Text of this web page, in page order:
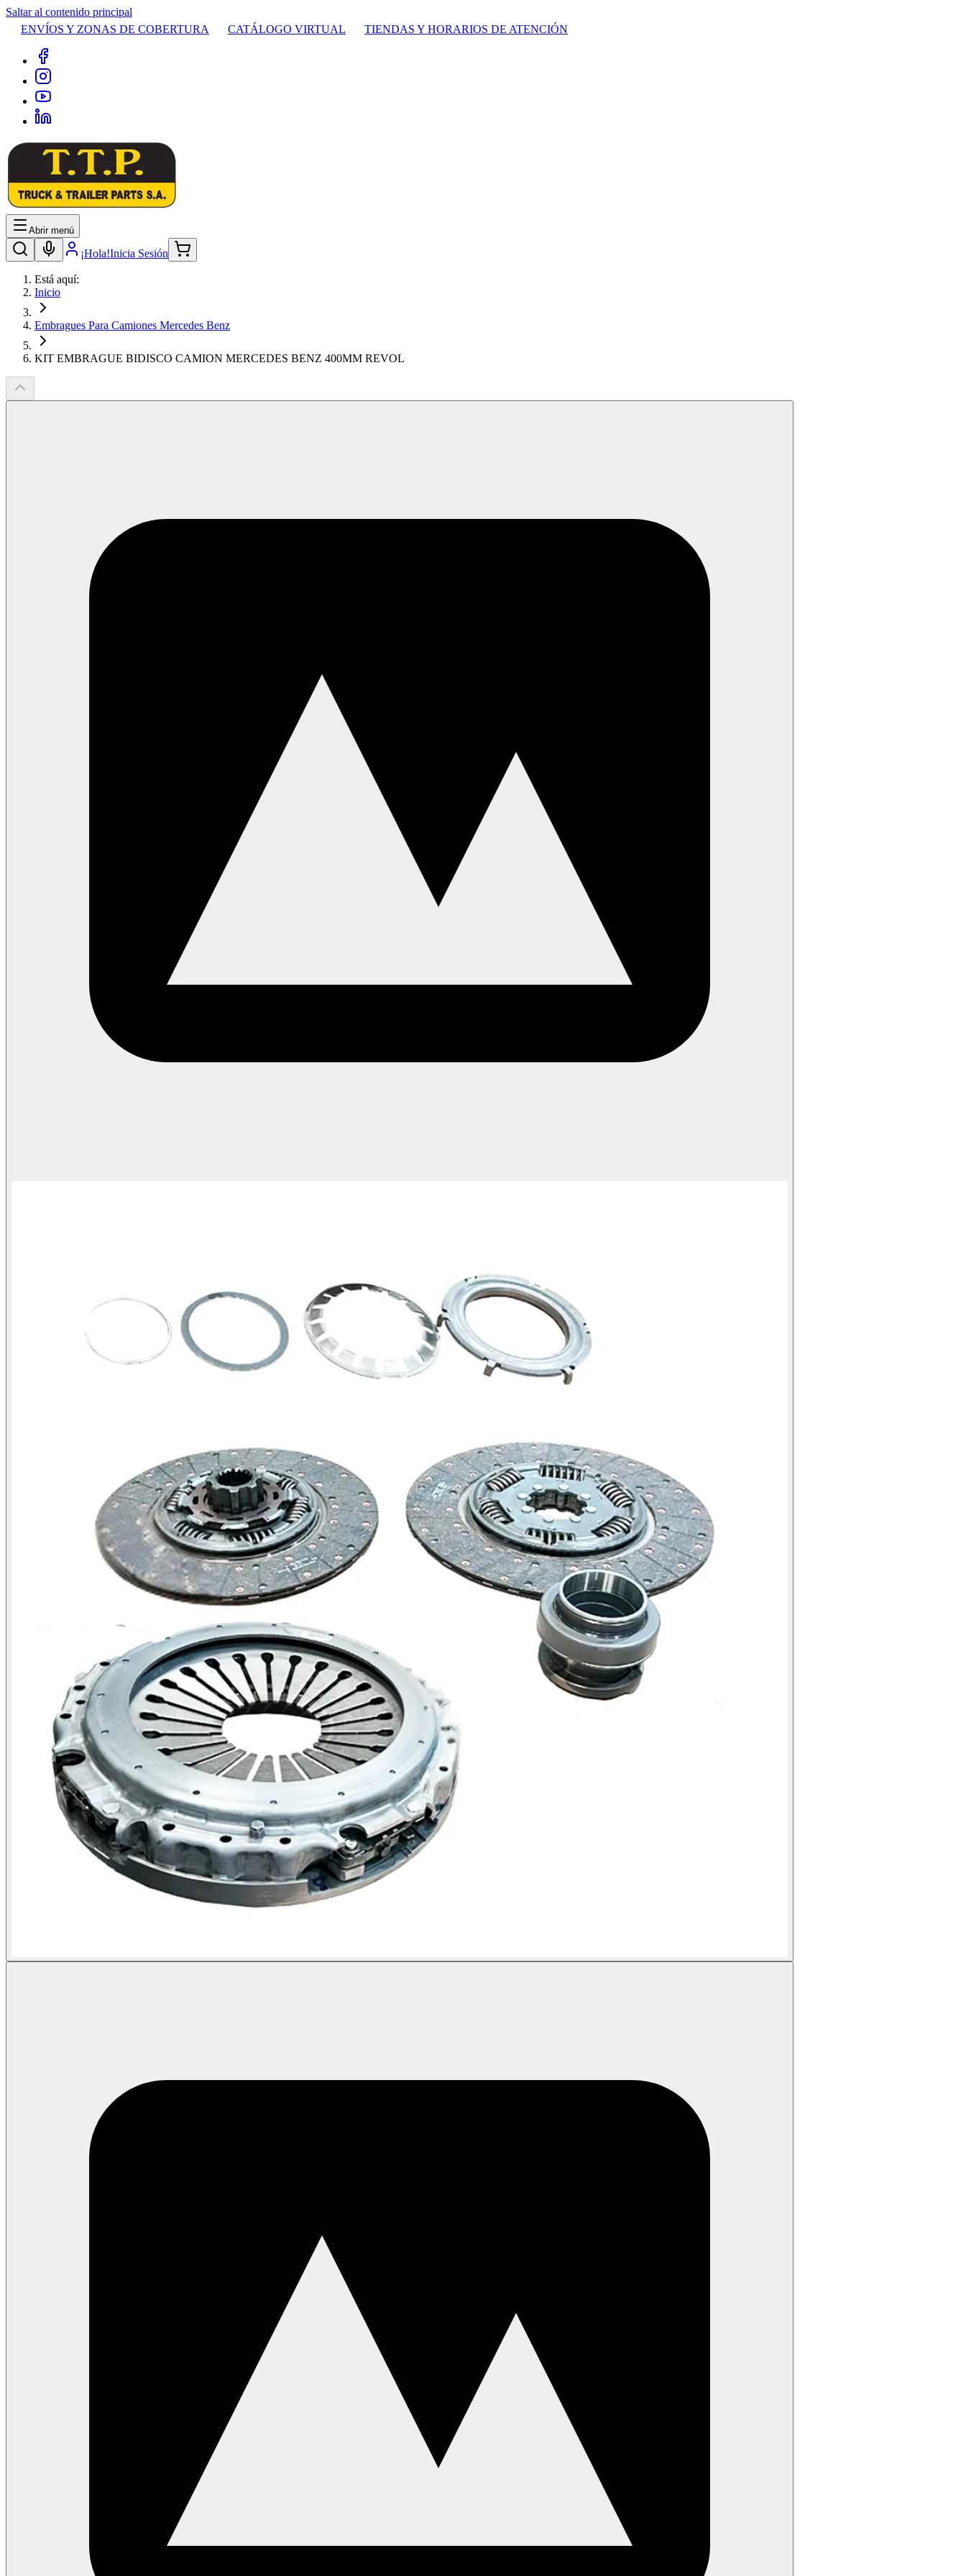
Saltar al contenido principal
ENVÍOS Y ZONAS DE COBERTURA
CATÁLOGO VIRTUAL TIENDAS Y HORARIOS DE ATENCIÓN
Abrir menú
¡Hola!Inicia Sesión
Está aquí:
Inicio
Embragues Para Camiones Mercedes Benz
KIT EMBRAGUE BIDISCO CAMION MERCEDES BENZ 400MM REVOL